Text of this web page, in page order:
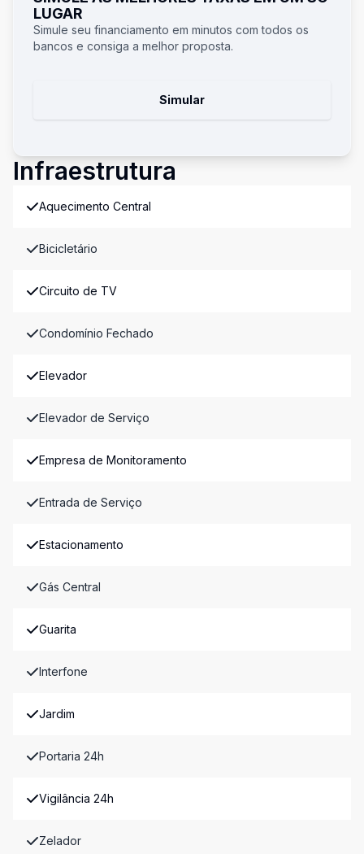
LUGAR
Simule seu financiamento em minutos com todos os
bancos e consiga a melhor proposta.
Simular
Infraestrutura
Aquecimento Central
Bicicletário
Circuito de TV
Condomínio Fechado
Elevador
Elevador de Serviço
Empresa de Monitoramento
Entrada de Serviço
Estacionamento
Gás Central
Guarita
Interfone
Jardim
Portaria 24h
Vigilância 24h
Zelador